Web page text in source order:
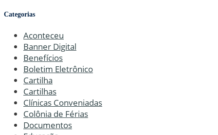
Categorias
Aconteceu
Banner Digital
Benefícios
Boletim Eletrônico
Cartilha
Cartilhas
Clínicas Conveniadas
Colônia de Férias
Documentos